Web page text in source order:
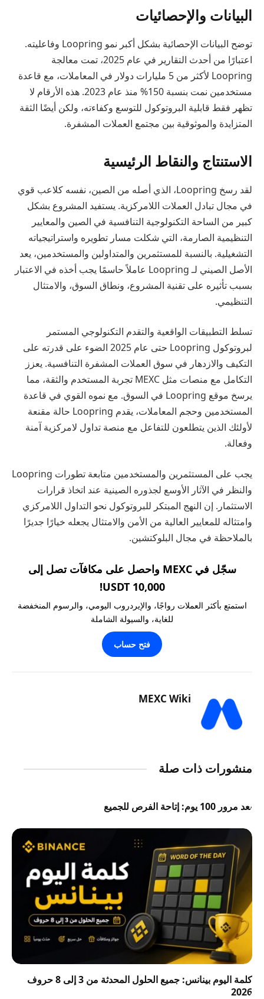
البيانات والإحصائيات
توضح البيانات الإحصائية بشكل أكبر نمو Loopring وفاعليته.
اعتبارًا من أحدث التقارير في عام 2025، تمت معالجة
Loopring لأكثر من 5 مليارات دولار في المعاملات، مع قاعدة
مستخدمين نمت بنسبة 150% منذ عام 2023. هذه الأرقام لا
تظهر فقط قابلية البروتوكول للتوسع وكفاءته، ولكن أيضًا الثقة
المتزايدة والموثوقية بين مجتمع العملات المشفرة.
الاستنتاج والنقاط الرئيسية
لقد رسخ Loopring، الذي أصله من الصين، نفسه كلاعب قوي
في مجال تبادل العملات اللامركزية. يستفيد المشروع بشكل
كبير من الساحة التكنولوجية التنافسية في الصين والمعايير
التنظيمية الصارمة، التي شكلت مسار تطويره واستراتيجياته
التشغيلية. بالنسبة للمستثمرين والمتداولين والمستخدمين، يعد
الأصل الصيني لـ Loopring عاملاً حاسمًا يجب أخذه في الاعتبار
بسبب تأثيره على تقنية المشروع، ونطاق السوق، والامتثال
التنظيمي.
تسلط التطبيقات الواقعية والتقدم التكنولوجي المستمر
لبروتوكول Loopring حتى عام 2025 الضوء على قدرته على
التكيف والازدهار في سوق العملات المشفرة التنافسية. يعزز
التكامل مع منصات مثل MEXC تجربة المستخدم والثقة، مما
يرسخ موقع Loopring في السوق. مع نموه القوي في قاعدة
المستخدمين وحجم المعاملات، يقدم Loopring حالة مقنعة
لأولئك الذين يتطلعون للتفاعل مع منصة تداول لامركزية آمنة
وفعالة.
يجب على المستثمرين والمستخدمين متابعة تطورات Loopring
والنظر في الآثار الأوسع لجذوره الصينية عند اتخاذ قرارات
الاستثمار. إن النهج المبتكر للبروتوكول نحو التداول اللامركزي
وامتثاله للمعايير العالية من الأمن والامتثال يجعله خيارًا جديرًا
بالملاحظة في مجال البلوكتشين.
سجّل في MEXC واحصل على مكافآت تصل إلى
10,000 USDT!
استمتع بأكثر العملات رواجًا، والإيردروب اليومي، والرسوم المنخفضة
للغاية، والسيولة الشاملة
فتح حساب
MEXC Wiki
منشورات ذات صلة
بعد مرور 100 يوم: إتاحة الفرص للجميع
كلمة اليوم بينانس: جميع الحلول المحدثة من 3 إلى 8 حروف
2026